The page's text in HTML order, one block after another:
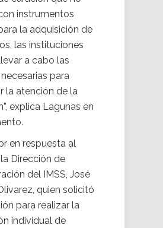
instrumentos
la adquisición de
las instituciones
a cabo las
para
la atención de la
explica Lagunas en
en respuesta al
Dirección de
del IMSS, José
quien solicitó
para realizar la
individual de